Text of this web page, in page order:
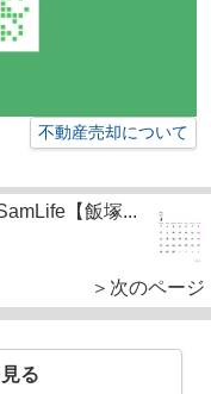
不動産売却について
【飯塚...
＞次のページ
る